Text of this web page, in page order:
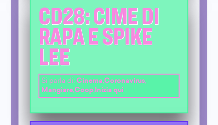
CD28: CIME DI
RAPA E SPIKE
LEE
Si parla di: Cinema,Coronavirus,
Mangiare,Coop, Inizia qui